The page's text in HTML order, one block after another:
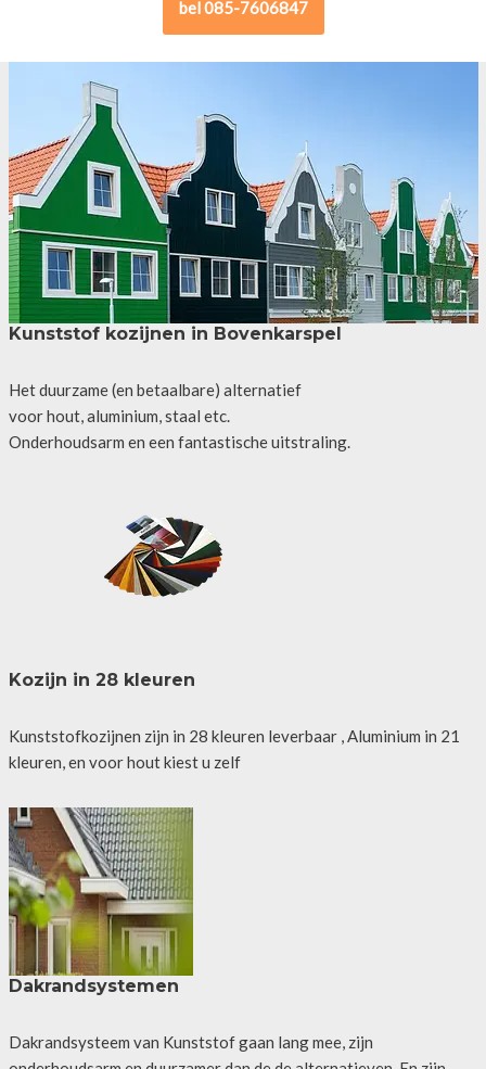
bel 085-7606847
Kunststof kozijnen in Bovenkarspel
Het duurzame (en betaalbare) alternatief
voor hout, aluminium, staal etc.
Onderhoudsarm en een fantastische uitstraling.
Kozijn in 28 kleuren
Kunststofkozijnen zijn in 28 kleuren leverbaar , Aluminium in 21
kleuren, en voor hout kiest u zelf
Dakrandsystemen
Dakrandsysteem van Kunststof gaan lang mee, zijn